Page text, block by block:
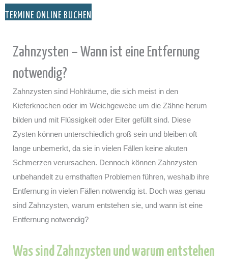
TERMINE ONLINE BUCHEN
Zahnzysten – Wann ist eine Entfernung
notwendig?
Zahnzysten sind Hohlräume, die sich meist in den
Kieferknochen oder im Weichgewebe um die Zähne herum
bilden und mit Flüssigkeit oder Eiter gefüllt sind. Diese
Zysten können unterschiedlich groß sein und bleiben oft
lange unbemerkt, da sie in vielen Fällen keine akuten
Schmerzen verursachen. Dennoch können Zahnzysten
unbehandelt zu ernsthaften Problemen führen, weshalb ihre
Entfernung in vielen Fällen notwendig ist. Doch was genau
sind Zahnzysten, warum entstehen sie, und wann ist eine
Entfernung notwendig?
Was sind Zahnzysten und warum entstehen